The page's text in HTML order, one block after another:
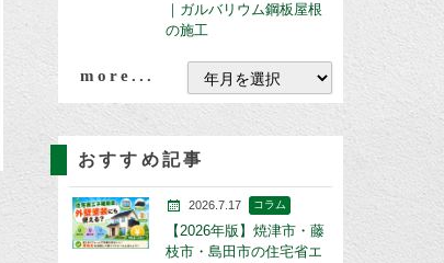
｜ガルバリウム鋼板屋根
の施工
more...
おすすめ記事
2026.7.17 コラム
【2026年版】焼津市・藤
枝市・島田市の住宅省エ